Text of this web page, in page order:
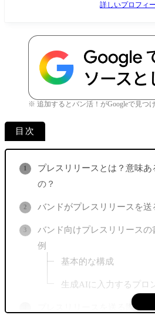
詳しいプロフィ
※ 追加するとバン活！がGoogleで見つ
目次
プレスリリースとは？意味
の？
バンドがプレスリリースを
バンド向けプレスリリースの
例
基本的な構成
生成AIに入力するプロ
プレスリリースを送る際のポ